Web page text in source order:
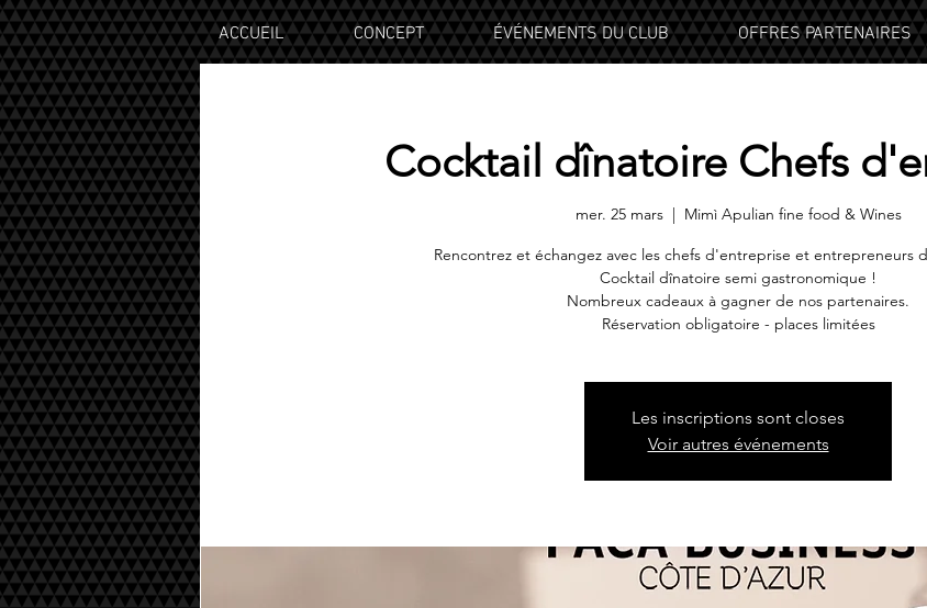
ACCUEIL CONCEPT ÉVÉNEMENTS DU CLUB OFFRES PARTENAIRES
Cocktail dînatoire Chefs
mer. 25 mars
  |
Mimì Apulian fine food & Wines
Rencontrez et échangez avec les chefs d'entreprise et entrepreneurs
Cocktail dînatoire semi gastronomique !
Nombreux cadeaux à gagner de nos partenaires.
Réservation obligatoire - places limitées
Les inscriptions sont closes
Voir autres événements